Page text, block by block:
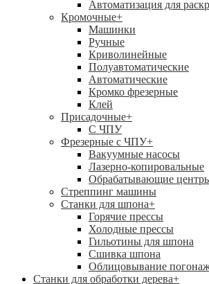
Автоматизация для
Кромочные+
Машинки
Ручные
Криволинейные
Полуавтоматические
Автоматические
Кромко фрезерные
Клей
Присадочные+
С ЧПУ
Фрезерные с ЧПУ+
Вакуумные насосы
Лазерно-копировальные
Обрабатывающие
Стреппинг машины
Станки для шпона+
Горячие прессы
Холодные прессы
Гильотины для шпона
Сшивка шпона
Облицовывание
Станки для обработки дерева+